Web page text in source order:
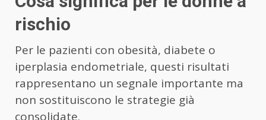
rischio
Per le pazienti con obesità, diabete o
iperplasia endometriale, questi risultati
rappresentano un segnale importante ma
non sostituiscono le strategie già
consolidate.